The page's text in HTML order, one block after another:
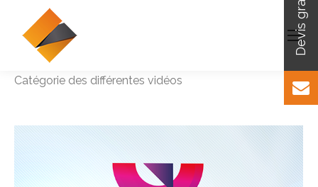
Catégorie des différentes vidéos